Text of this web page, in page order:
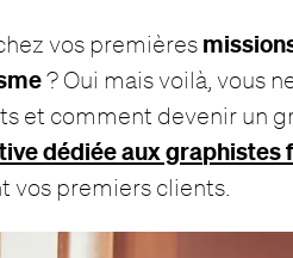
vos premières
? Oui mais voilà, vous
et comment devenir un
dédiée aux graphistes
vos premiers clients.